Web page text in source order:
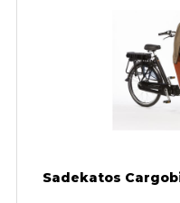
Sadekatos